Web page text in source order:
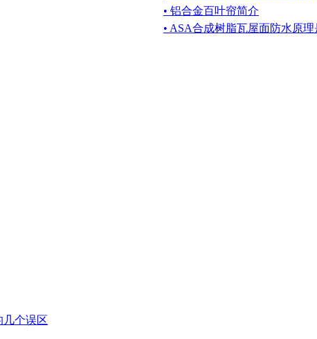
• 铝合金百叶帘简介
• ASA合成树脂瓦屋面防水原理